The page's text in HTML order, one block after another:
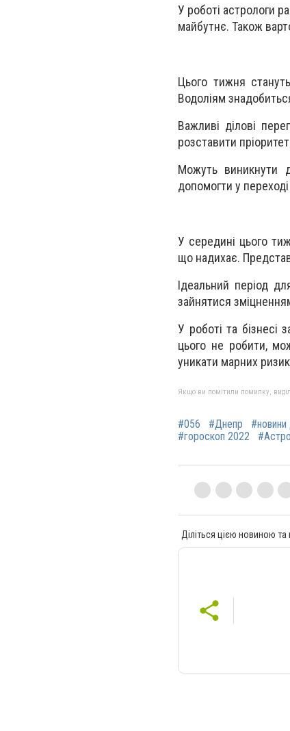
У роботі астрологи
майбутнє. Також
Цього тижня
Водоліям
Важливі ділові
розставити
Можуть виникнути
допомогти у
У середині цього
що надихає.
Ідеальний період
зайнятися
У роботі та бізнесі
цього не робити,
уникати марних
Якщо ви помітили помилку,
#056 #Днепр #новини
#гороскоп 2022
Діліться цією новиною та